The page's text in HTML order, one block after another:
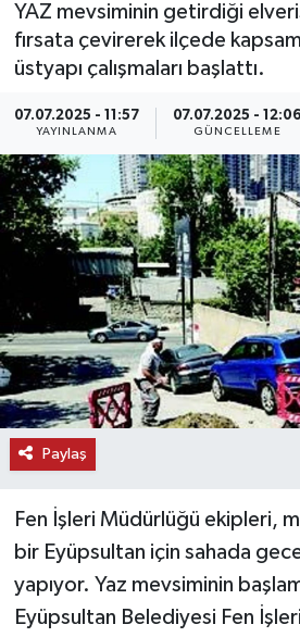
YAZ mevsiminin getirdiği
fırsata çevirerek ilçede
üstyapı çalışmaları başlattı.
07.07.2025 - 11:57
YAYINLANMA
07.07.2025 - 12:06
GÜNCELLEME
Paylaş
Fen İşleri Müdürlüğü ekipleri,
bir Eyüpsultan için sahada
yapıyor. Yaz mevsiminin
Eyüpsultan Belediyesi Fen
GÖKTÜRK
KEMERBURGAZ
KÜLTÜR - SANAT
MAGAZİN
ÖZEL HABER
SAĞLIK
SPOR
TİCARET